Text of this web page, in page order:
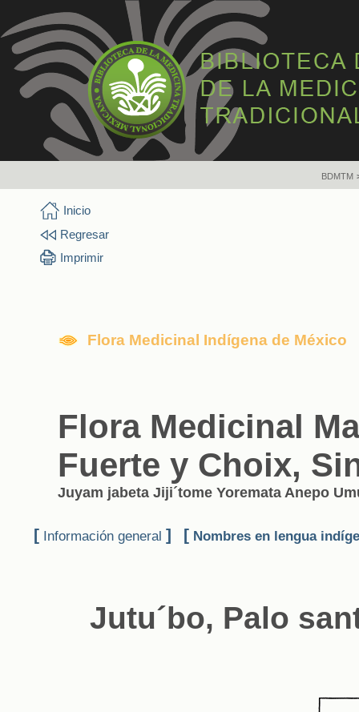
BDMTM
Inicio
Regresar
Imprimir
Flora Medicinal Indígena de México
Flora Medicinal
Fuerte y Choix,
Juyam jabeta Jiji´tome Yoremata Anepo
[ Información general ] [ Nombres en lengua
Jutu´bo, Palo